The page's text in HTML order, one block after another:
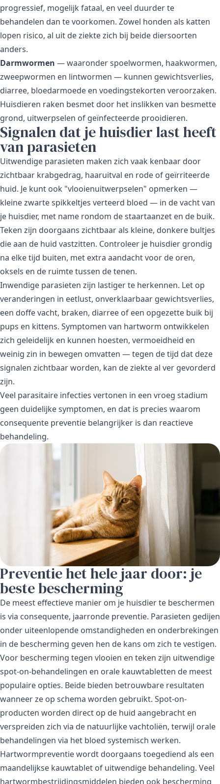
progressief, mogelijk fataal, en veel duurder te
behandelen dan te voorkomen. Zowel honden als katten
lopen risico, al uit de ziekte zich bij beide diersoorten
anders.
Darmwormen — waaronder spoelwormen, haakwormen,
zweepwormen en lintwormen — kunnen gewichtsverlies,
diarree, bloedarmoede en voedingstekorten veroorzaken.
Huisdieren raken besmet door het inslikken van besmette
grond, uitwerpselen of geïnfecteerde prooidieren.
Signalen dat je huisdier last heeft
van parasieten
Uitwendige parasieten maken zich vaak kenbaar door
zichtbaar krabgedrag, haaruitval en rode of geïrriteerde
huid. Je kunt ook "vlooienuitwerpselen" opmerken —
kleine zwarte spikkeltjes verteerd bloed — in de vacht van
je huisdier, met name rondom de staartaanzet en de buik.
Teken zijn doorgaans zichtbaar als kleine, donkere bultjes
die aan de huid vastzitten. Controleer je huisdier grondig
na elke tijd buiten, met extra aandacht voor de oren,
oksels en de ruimte tussen de tenen.
Inwendige parasieten zijn lastiger te herkennen. Let op
veranderingen in eetlust, onverklaarbaar gewichtsverlies,
een doffe vacht, braken, diarree of een opgezette buik bij
pups en kittens. Symptomen van hartworm ontwikkelen
zich geleidelijk en kunnen hoesten, vermoeidheid en
weinig zin in bewegen omvatten — tegen de tijd dat deze
signalen zichtbaar worden, kan de ziekte al ver gevorderd
zijn.
Veel parasitaire infecties vertonen in een vroeg stadium
geen duidelijke symptomen, en dat is precies waarom
consequente preventie belangrijker is dan reactieve
behandeling.
Preventie het hele jaar door: je
beste bescherming
De meest effectieve manier om je huisdier te beschermen
is via consequente, jaarronde preventie. Parasieten gedijen
onder uiteenlopende omstandigheden en onderbrekingen
in de bescherming geven hen de kans om zich te vestigen.
Voor bescherming tegen vlooien en teken zijn uitwendige
spot-on-behandelingen en orale kauwtabletten de meest
populaire opties. Beide bieden betrouwbare resultaten
wanneer ze op schema worden gebruikt. Spot-on-
producten worden direct op de huid aangebracht en
verspreiden zich via de natuurlijke vachtoliën, terwijl orale
behandelingen via het bloed systemisch werken.
Hartwormpreventiewordt doorgaans toegediend als een
maandelijkse kauwtablet of uitwendige behandeling. Veel
hartwormbestrijdingsmiddelen bieden ook bescherming